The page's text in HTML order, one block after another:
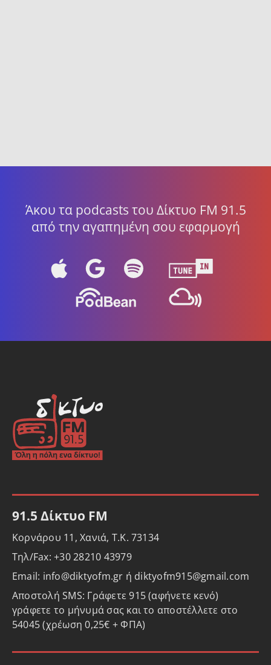
Άκου τα podcasts του Δίκτυο FM 91.5
από την αγαπημένη σου εφαρμογή
91.5 Δίκτυο FM
Κορνάρου 11, Χανιά, Τ.Κ. 73134
Τηλ/Fax: +30 28210 43979
Email: info@diktyofm.gr ή diktyofm915@gmail.com
Αποστολή SMS: Γράφετε 915 (αφήνετε κενό)
γράφετε το μήνυμά σας και το αποστέλλετε στο
54045 (χρέωση 0,25€ + ΦΠΑ)